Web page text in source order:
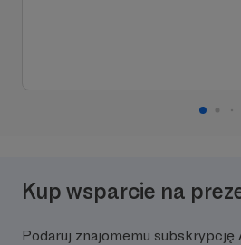
Kup wsparcie na
Podaruj znajomemu subskrypcję